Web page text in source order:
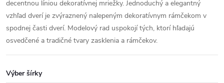
decentnou líniou dekoratívnej mriežky. Jednoduchý a elegantný
vzhľad dverí je zvýraznený nalepeným dekoratívnym rámčekom v
spodnej časti dverí. Modelový rad uspokojí tých, ktorí hľadajú
osvedčené a tradičné tvary zasklenia a rámčekov.
Výber šírky